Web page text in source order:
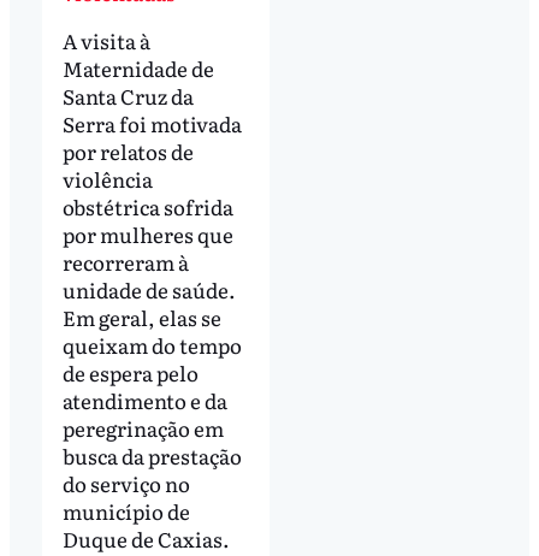
A visita à
Maternidade de
Santa Cruz da
Serra foi motivada
por relatos de
violência
obstétrica sofrida
por mulheres que
recorreram à
unidade de saúde.
Em geral, elas se
queixam do tempo
de espera pelo
atendimento e da
peregrinação em
busca da prestação
do serviço no
município de
Duque de Caxias.